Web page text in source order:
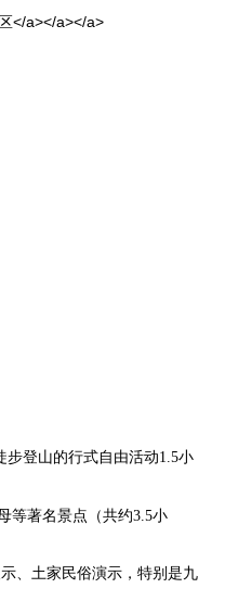
步登山的行式自由活动1.5小
等著名景点（共约3.5小
、土家民俗演示，特别是九